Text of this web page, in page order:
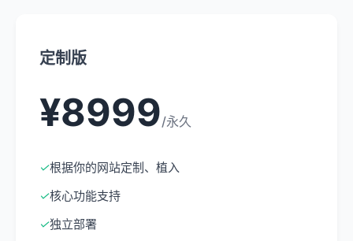
定制版
¥8999/永久
✓根据你的网站定制、植入
✓核心功能支持
✓独立部署